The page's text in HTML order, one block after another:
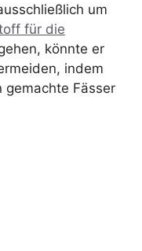
um
für die
könnte er
indem
gemachte Fässer